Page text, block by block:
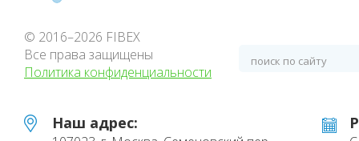
© 2016–2026 FIBEX
Все права защищены
Политика конфиденциальности
Наш адрес: